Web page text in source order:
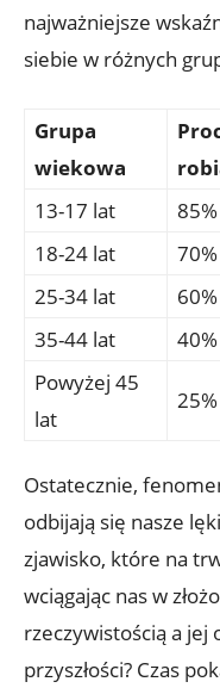
najważniejsze
siebie⁢ w różnych
Grupa
wiekowa
13-17 lat
85%
18-24 lat
70%
25-34 lat
60%
35-44 lat
40%
Powyżej 45
‌lat
25%
Ostatecznie,
odbijają się nasze
zjawisko, które na
wciągając⁣ nas w
⁢rzeczywistością‌ a jej
przyszłości? Czas